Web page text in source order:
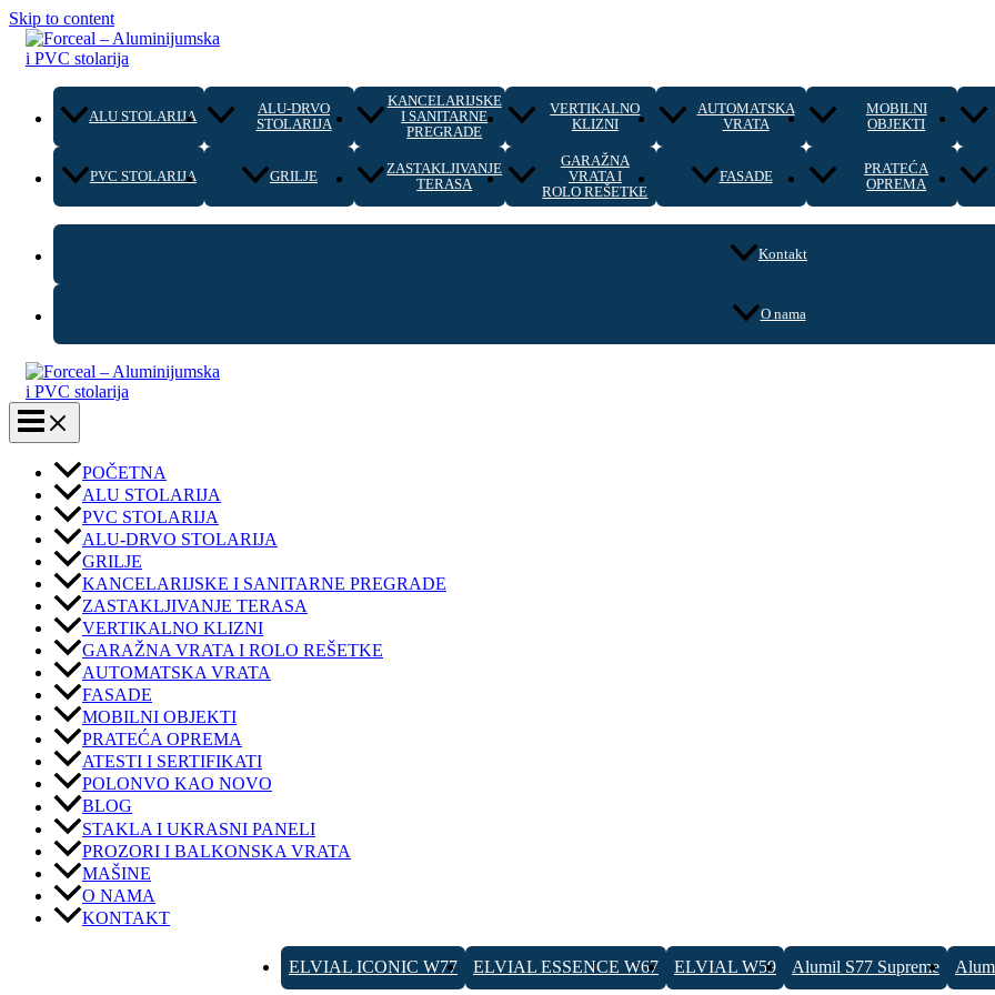
Skip to content
ALU STOLARIJA
ALU-DRVO
STOLARIJA
KANCELARIJSKE
I SANITARNE
PREGRADE
VERTIKALNO
KLIZNI
AUTOMATSKA
VRATA
MOBILNI
OBJEKTI
PVC STOLARIJA GRILJE
ZASTAKLJIVANJE
TERASA
GARAŽNA
VRATA I
ROLO REŠETKE
FASADE
PRATEĆA
OPREMA
Kontakt
O nama
POČETNA
ALU STOLARIJA
PVC STOLARIJA
ALU-DRVO STOLARIJA
GRILJE
KANCELARIJSKE I SANITARNE PREGRADE
ZASTAKLJIVANJE TERASA
VERTIKALNO KLIZNI
GARAŽNA VRATA I ROLO REŠETKE
AUTOMATSKA VRATA
FASADE
MOBILNI OBJEKTI
PRATEĆA OPREMA
ATESTI I SERTIFIKATI
POLONVO KAO NOVO
BLOG
STAKLA I UKRASNI PANELI
PROZORI I BALKONSKA VRATA
MAŠINE
O NAMA
KONTAKT
ELVIAL ICONIC W77 ELVIAL ESSENCE W67 ELVIAL W59 Alumil S77 Supreme